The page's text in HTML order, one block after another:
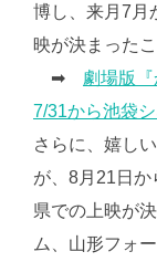
博し、来月7月
映が決まった
➡ 劇場版
7/31から池袋
さらに、嬉し
が、8月21日
県での上映が
ム、山形フォ